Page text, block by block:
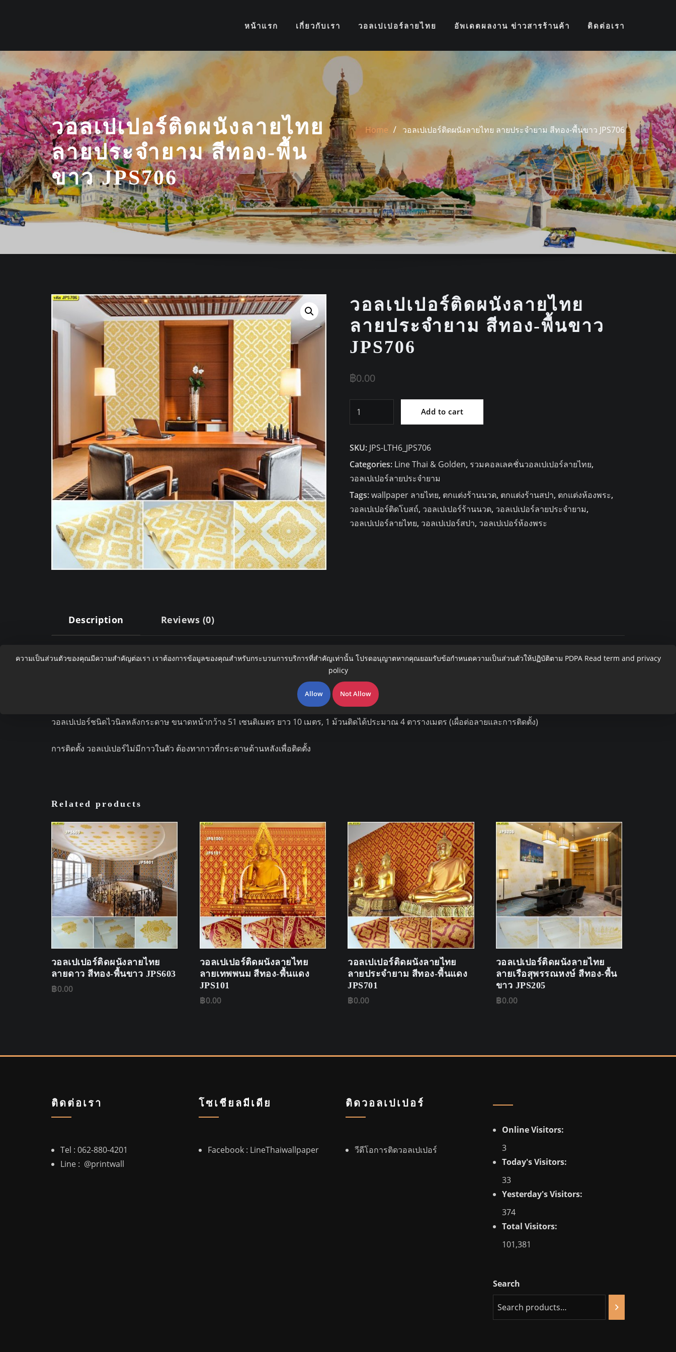
ความเป็นส่วนตัวของคุณมีความสำคัญต่อเรา เราต้องการข้อมูลของคุณสำหรับกระบวนการบริการที่สำคัญเท่านั้น โปรดอนุญาตหากคุณยอมรับข้อกำหนดความเป็นส่วนตัวให้ปฏิบัติตาม PDPA Read term and privacy
policy
Allow Not Allow
หน้าแรก เกี่ยวกับเรา วอลเปเปอร์ลายไทย อัพเดตผลงาน ข่าวสารร้านค้า ติดต่อเรา
วอลเปเปอร์ติดผนังลายไทย
ลายประจำยาม สีทอง-พื้น
ขาว JPS706
Home วอลเปเปอร์ติดผนังลายไทย ลายประจำยาม สีทอง-พื้นขาว JPS706
วอลเปเปอร์ติดผนังลายไทย
ลายประจำยาม สีทอง-พื้นขาว
JPS706
฿0.00
ลาย
ไทย
ลาย
ประจำ
Add to cart
SKU: JPS-LTH6_JPS706
Categories: Line Thai & Golden, รวมคอลเลคชั่นวอลเปเปอร์ลายไทย,
วอลเปเปอร์ลายประจำยาม
Tags:wallpaper ลายไทย, ตกแต่งร้านนวด, ตกแต่งร้านสปา, ตกแต่งห้องพระ,
วอลเปเปอร์ติดโบสถ์, วอลเปเปอร์ร้านนวด, วอลเปเปอร์ลายประจำยาม,
วอลเปเปอร์ลายไทย, วอลเปเปอร์สปา, วอลเปเปอร์ห้องพระ
Description Reviews (0)
Description
วอลเปเปอร์ติดผนังลายไทย ลายประจำยาม สีทอง-พื้นขาว สำหรับตกแต่งผนัง ห้องพระ, โบสถ์, ศาลาวัด, สำนักงาน, ร้านอาหาร, ร้านสปาไทย และสถานที่อื่นๆ ทีเน้น
วอลเปเปอร์ชนิดไวนิลหลังกระดาษ ขนาดหน้ากว้าง 51 เซนติเมตร ยาว 10 เมตร, 1 ม้วนติดได้ประมาณ 4 ตารางเมตร (เผื่อต่อลายและการติดตั้ง)
การติดตั้ง วอลเปเปอร์ไม่มีกาวในตัว ต้องทากาวที่กระดาษด้านหลังเพื่อติดตั้ง
Related products
วอลเปเปอร์ติดผนังลายไทย
ลายดาว สีทอง-พื้นขาว JPS603
฿0.00
วอลเปเปอร์ติดผนังลายไทย
ลายเทพพนม สีทอง-พื้นแดง
JPS101
฿0.00
วอลเปเปอร์ติดผนังลายไทย
ลายประจำยาม สีทอง-พื้นแดง
JPS701
฿0.00
วอลเปเปอร์ติดผนังลายไทย
ลายเรือสุพรรณหงษ์ สีทอง-พื้น
ขาว JPS205
฿0.00
ติดต่อเรา
Tel : 062-880-4201
Line : @printwall
โซเชียลมีเดีย
Facebook : LineThaiwallpaper
ติดวอลเปเปอร์
วีดีโอการติดวอลเปเปอร์
Online Visitors:
3
Today's Visitors:
33
Yesterday's Visitors:
374
Total Visitors:
101,381
Search